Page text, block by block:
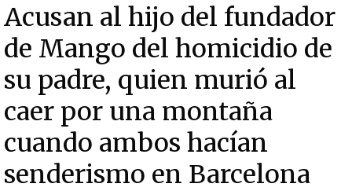
Acusan al hijo del fundador
de Mango del homicidio de
su padre, quien murió al
caer por una montaña
cuando ambos hacían
senderismo en Barcelona